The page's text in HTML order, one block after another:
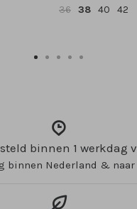
36 38 40 42
binnen 1 werkdag
binnen Nederland &